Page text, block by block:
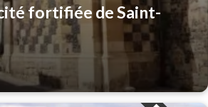
fortifiée de Saint-